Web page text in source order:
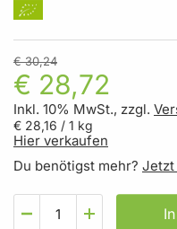
€ 28,72
€ 30,24
Inkl. 10% MwSt., zzgl.
€ 28,16 / 1 kg
Hier verkaufen
Du benötigst mehr? Jetzt